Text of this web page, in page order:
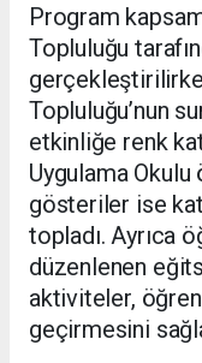
Program
Topluluğu
Topluluğu’nun
etkinliğe renk
Uygulama
gösteriler ise
topladı. Ayrıca
düzenlenen
aktiviteler,
geçirmesini